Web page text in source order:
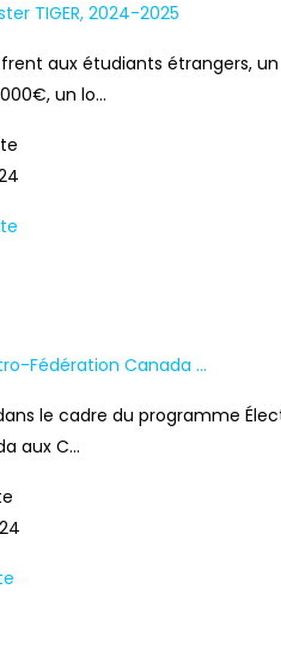
TIGER, 2024-2025
aux étudiants étrangers, un
un lo...
Fédération Canada ...
le cadre du programme
aux C...